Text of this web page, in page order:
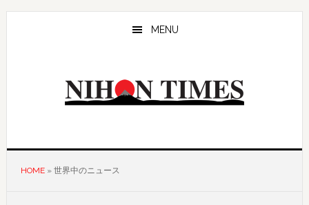
Skip
Skip
MENU
HOME» 世界中のニュース